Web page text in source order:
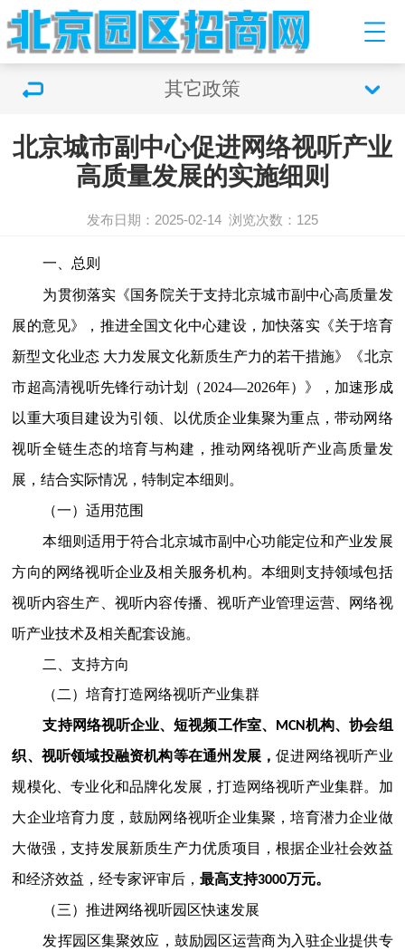
其它政策
北京城市副中心促进网络视听产业
高质量发展的实施细则
发布日期：2025-02-14 浏览次数：125
一、总则
为贯彻落实《国务院关于支持北京城市副中心高质量发
展的意见》，推进全国文化中心建设，加快落实《关于培育
新型文化业态 大力发展文化新质生产力的若干措施》《北京
市超高清视听先锋行动计划（2024—2026年）》，加速形成
以重大项目建设为引领、以优质企业集聚为重点，带动网络
视听全链生态的培育与构建，推动网络视听产业高质量发
展，结合实际情况，特制定本细则。
（一）适用范围
本细则适用于符合北京城市副中心功能定位和产业发展
方向的网络视听企业及相关服务机构。本细则支持领域包括
视听内容生产、视听内容传播、视听产业管理运营、网络视
听产业技术及相关配套设施。
二、支持方向
（二）培育打造网络视听产业集群
支持网络视听企业、短视频工作室、MCN机构、协会组
织、视听领域投融资机构等在通州发展，促进网络视听产业
规模化、专业化和品牌化发展，打造网络视听产业集群。加
大企业培育力度，鼓励网络视听企业集聚，培育潜力企业做
大做强，支持发展新质生产力优质项目，根据企业社会效益
和经济效益，经专家评审后，最高支持3000万元。
（三）推进网络视听园区快速发展
发挥园区集聚效应，鼓励园区运营商为入驻企业提供专